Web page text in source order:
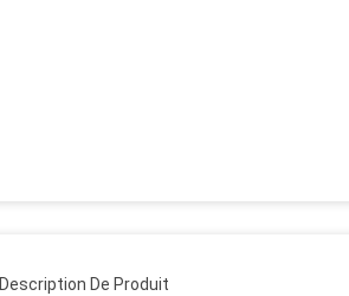
Description De Produit